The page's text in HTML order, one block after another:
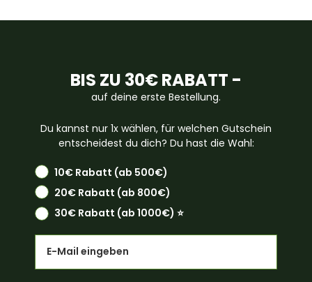
BIS ZU 30€ RABATT -
auf deine erste Bestellung.
Du kannst nur 1x wählen, für welchen Gutschein
entscheidest du dich? Du hast die Wahl:
10€ Rabatt (ab 500€)
20€ Rabatt (ab 800€)
30€ Rabatt (ab 1000€) ⭐️